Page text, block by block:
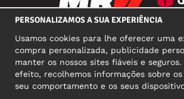
MORADA COMERCIAL
PERSONALIZAMOS A SUA EXPERIÊNCIA
Usamos cookies para lhe oferecer uma
compra personalizada, publicidade
manter os nossos sites fiáveis e
efeito, recolhemos informações sobre
seu comportamento e os seus